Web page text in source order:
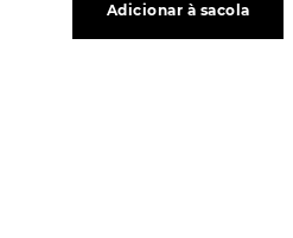
Adicionar à sacola